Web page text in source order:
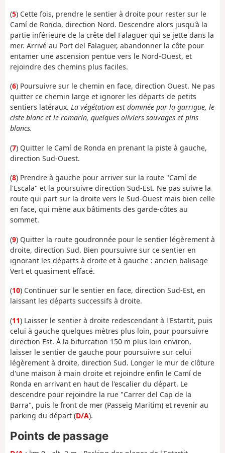
(5) Cette fois, prendre le sentier à droite pour rester sur le
Camí de Ronda, direction Nord. Descendre alors jusqu'à la
partie inférieure de la crête del Falaguer qui se jette dans la
mer. Arrivé au Port del Falaguer, abandonner la côte pour
entamer une ascension pentue vers le Nord-Ouest, et
rejoindre des chemins plus faciles.
(6) Poursuivre sur le chemin en face, direction Ouest. Ne pas
quitter ce chemin large et ignorer les départs de petits
sentiers latéraux. La végétation est dominée par la garrigue, le
ciste blanc et le romarin, quelques oliviers sauvages et pins
blancs.
(7) Quitter le Camí de Ronda en prenant la piste à gauche,
direction Sud-Ouest.
(8) Prendre à gauche pour arriver sur la route "Camí de
l'Escala" et la poursuivre direction Sud-Est. Ne pas suivre la
route qui part sur la droite vers le Sud-Ouest mais bien celle
en face, qui mène aux bâtiments des garde-côtes au
sommet.
(9) Quitter la route goudronnée pour le sentier légèrement à
droite, direction Sud. Bien poursuivre sur ce sentier en
ignorant les départs à droite et à gauche : ancien balisage
Vert et quasiment effacé.
(10) Continuer sur le sentier en face, direction Sud-Est, en
laissant les départs successifs à droite.
(11) Laisser le sentier à droite redescendant à l'Estartit, puis
celui à gauche quelques mètres plus loin, pour poursuivre
direction Est. À la bifurcation 150 m plus loin environ,
laisser le sentier de gauche pour poursuivre sur celui
légèrement à droite, direction Sud. Longer le mur de clôture
d'une maison à main droite et rejoindre enfin le Camí de
Ronda en arrivant en haut de l'escalier du départ. Le
descendre pour rejoindre la rue "Carrer del Cap de la
Barra", puis le front de mer (Passeig Maritim) et revenir au
parking du départ (D/A).
Points de passage